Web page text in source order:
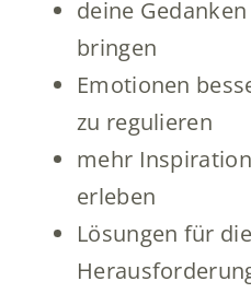
deine
bringen
Emotionen
zu regulieren
mehr
erleben
Lösungen für die